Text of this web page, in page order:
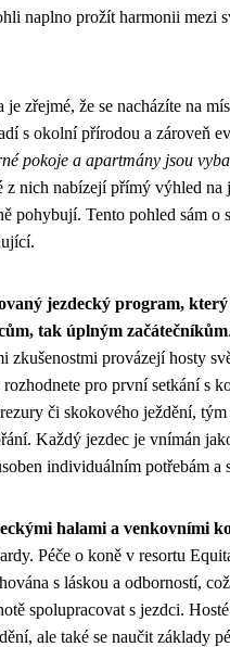
naplno prožít harmonii mezi
zřejmé, že se nacházíte na
s okolní přírodou a zároveň
pokoje a apartmány jsou
z nich nabízejí přímý výhled na
pohybují. Tento pohled sám o
jezdecký program,
tak úplným začátečníkům
zkušenostmi provázejí hosty
pro první setkání s
či skokového ježdění,
Každý jezdec je vnímán
individuálním potřebám a
halami a venkovními
Péče o koně v resortu
s láskou a odborností,
spolupracovat s jezdci.
ale také se naučit základy